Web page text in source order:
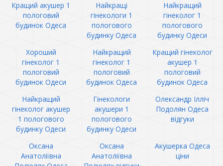
Кращий акушер 1
пологовий
будинок Одеса
Найкращі
гінекологи 1
пологового
будинку Одеса
Найкращий
гінеколог 1
пологового
будинку Одеси
Хороший
гінеколог 1
пологовий
будинок Одеси
Найкращий
гінеколог 1
пологовий
будинок Одеса
Кращий гінеколог
акушер 1
пологовий
будинок Одеса
Найкращий
гінеколог акушер
1 пологового
будинку Одеси
Гінекологи
акушери 1
пологового
будинку Одеси
Олександр Ілліч
Подолян Одеса
відгуки
Оксана
Анатоліївна
Оксана
Анатоліївна
Акушерка Одеса
ціни